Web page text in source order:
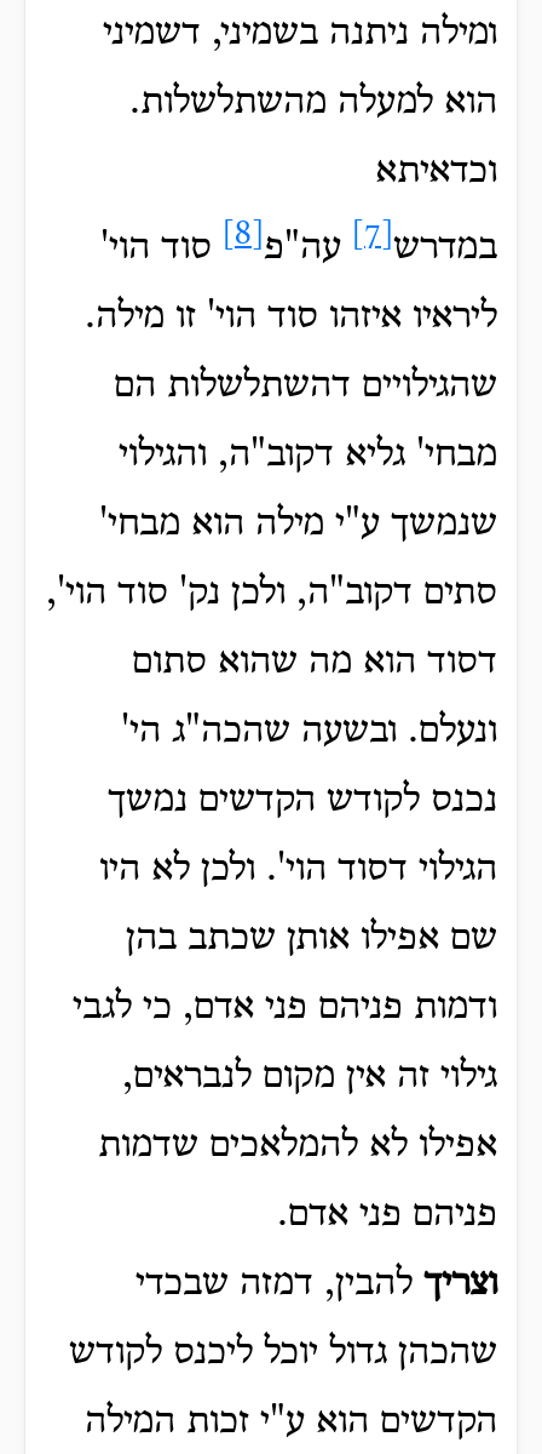
ומילה ניתנה בשמיני, דשמיני
הוא למעלה מהשתלשלות.
וכדאיתא
במדרש
עה"פ
סוד הוי'
ליראיו איזהו סוד הוי' זו מילה.
שהגילויים דהשתלשלות הם
מבחי' גליא דקוב"ה, והגילוי
שנמשך ע"י מילה הוא מבחי'
סתים דקוב"ה, ולכן נק' סוד הוי',
דסוד הוא מה שהוא סתום
ונעלם. ובשעה שהכה"ג הי'
נכנס לקודש הקדשים נמשך
הגילוי דסוד הוי'. ולכן לא היו
שם אפילו אותן שכתב בהן
ודמות פניהם פני אדם, כי לגבי
גילוי זה אין מקום לנבראים,
אפילו לא להמלאכים שדמות
פניהם פני אדם.
וצריך להבין, דמזה שבכדי
שהכהן גדול יוכל ליכנס לקודש
הקדשים הוא ע"י זכות המילה